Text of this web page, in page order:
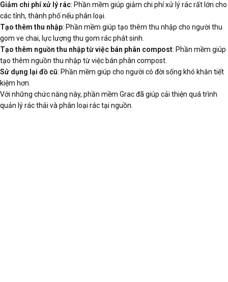
Giảm chi phí xử lý rác: Phần mềm giúp giảm chi phí xử lý rác rất lớn cho
các tỉnh, thành phố nếu phân loại.
Tạo thêm thu nhập: Phần mềm giúp tạo thêm thu nhập cho người thu
gom ve chai, lực lượng thu gom rác phát sinh.
Tạo thêm nguồn thu nhập từ việc bán phân compost: Phần mềm giúp
tạo thêm nguồn thu nhập từ việc bán phân compost.
Sử dụng lại đồ cũ: Phần mềm giúp cho người có đời sống khó khăn tiết
kiệm hơn.
Với những chức năng này, phần mềm Grac đã giúp cải thiện quá trình
quản lý rác thải và phân loại rác tại nguồn.